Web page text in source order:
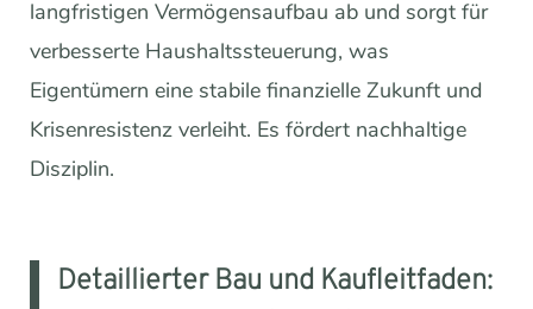
langfristigen Vermögensaufbau ab und sorgt für
verbesserte Haushaltssteuerung, was
Eigentümern eine stabile finanzielle Zukunft und
Krisenresistenz verleiht. Es fördert nachhaltige
Disziplin.
Detaillierter Bau und Kaufleitfaden: